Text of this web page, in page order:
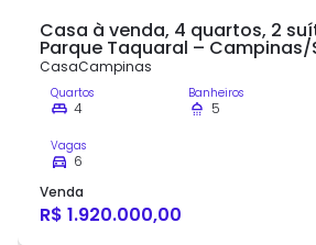
Casa à venda, 4 quartos, 2
Parque Taquaral – Campinas/
CasaCampinas
Quartos
4
Banheiros
5
Vagas
6
Venda
R$ 1.920.000,00